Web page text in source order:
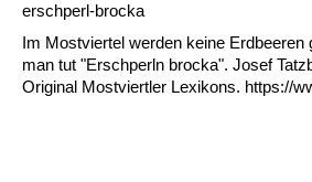
erschperl-brocka
Im Mostviertel werden keine Erdbeeren
man tut "Erschperln brocka". Josef
Original Mostviertler Lexikons. https://